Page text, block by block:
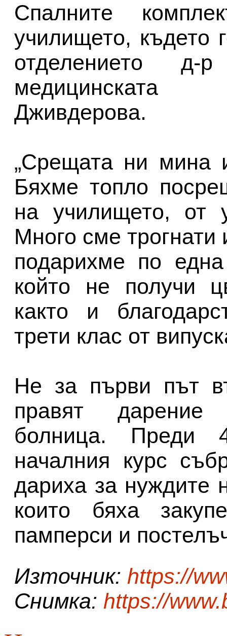
Спалните
училището, където
отделението
медицинската
Дживдерова.
„Срещата ни мина
Бяхме топло
на училището, от
Много сме трогнати
подарихме по
който не получи
както и
трети клас от
Не за първи път
правят дарение
болница. Преди
началния курс
дариха за нуждите
които бяха
памперси и
Източник: https://
Снимка: https://